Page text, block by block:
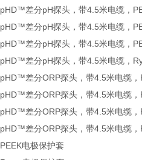
pHD™差分pH探头，带4.5米电缆，
pHD™差分pH探头，带4.5米电缆，
pHD™差分pH探头，带4.5米电缆，
pHD™差分pH探头，带4.5米电缆，
pHD™差分ORP探头，带4.5米电缆，
pHD™差分ORP探头，带4.5米电缆，
pHD™差分ORP探头，带4.5米电缆
pHD™差分ORP探头，带4.5米电缆
PEEK电极保护套